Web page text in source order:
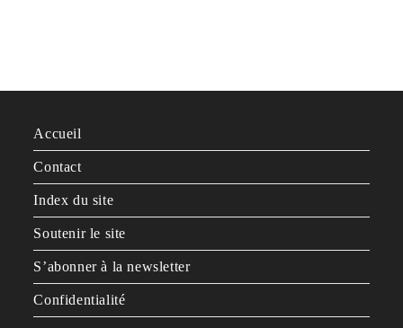
Accueil
Contact
Index du site
Soutenir le site
S’abonner à la newsletter
Confidentialité